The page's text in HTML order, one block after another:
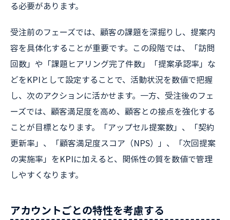
る必要があります。
受注前のフェーズでは、顧客の課題を深掘りし、提案内
容を具体化することが重要です。この段階では、「訪問
回数」や「課題ヒアリング完了件数」「提案承認率」な
どをKPIとして設定することで、活動状況を数値で把握
し、次のアクションに活かせます。一方、受注後のフェ
ーズでは、顧客満足度を高め、顧客との接点を強化する
ことが目標となります。「アップセル提案数」、「契約
更新率」、「顧客満足度スコア（NPS）」、「次回提案
の実施率」をKPIに加えると、関係性の質を数値で管理
しやすくなります。
アカウントごとの特性を考慮する